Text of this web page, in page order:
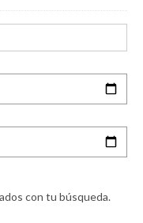
con tu búsqueda.